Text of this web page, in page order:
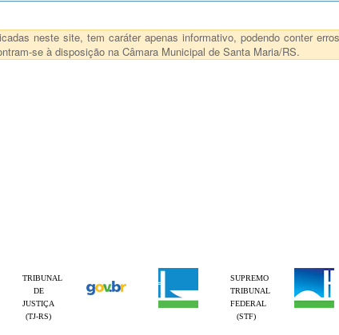
neste site, tem caráter apenas informativo, podendo conter
se à disposição na Câmara Municipal de Santa Maria/RS.
TRIBUNAL
DE
JUSTIÇA
(TJ-RS)
SUPREMO
TRIBUNAL
FEDERAL
(STF)